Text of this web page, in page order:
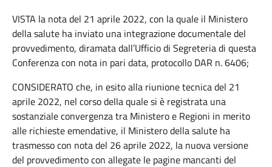
VISTA la nota del 21 aprile 2022, con la quale il Ministero
della salute ha inviato una integrazione documentale del
provvedimento, diramata dall’Ufficio di Segreteria di questa
Conferenza con nota in pari data, protocollo DAR n. 6406;
CONSIDERATO che, in esito alla riunione tecnica del 21
aprile 2022, nel corso della quale si è registrata una
sostanziale convergenza tra Ministero e Regioni in merito
alle richieste emendative, il Ministero della salute ha
trasmesso con nota del 26 aprile 2022, la nuova versione
del provvedimento con allegate le pagine mancanti del